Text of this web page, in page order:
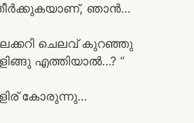
ഞാൻ…
ചെലവ് കുറഞ്ഞു
എത്തിയാൽ…? ”
കോരുന്നു…